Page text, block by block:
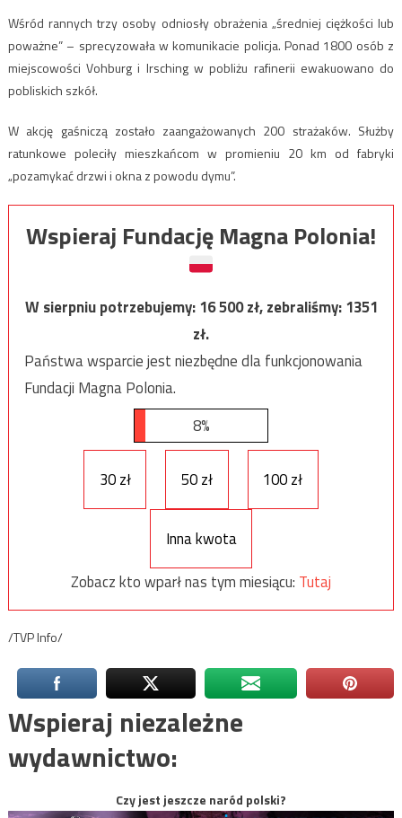
Wśród rannych trzy osoby odniosły obrażenia „średniej ciężkości lub
poważne” – sprecyzowała w komunikacie policja. Ponad 1800 osób z
miejscowości Vohburg i Irsching w pobliżu rafinerii ewakuowano do
pobliskich szkół.
W akcję gaśniczą zostało zaangażowanych 200 strażaków. Służby
ratunkowe poleciły mieszkańcom w promieniu 20 km od fabryki
„pozamykać drzwi i okna z powodu dymu”.
Wspieraj Fundację Magna Polonia!
W sierpniu potrzebujemy:16 500zł, zebraliśmy:1351
zł.
Państwa wsparcie jest niezbędne dla funkcjonowania
Fundacji Magna Polonia.
8%
30 zł 50 zł 100 zł
Inna kwota
Zobacz kto wparł nas tym miesiącu: Tutaj
/TVP Info/
Wspieraj niezależne
wydawnictwo:
Czy jest jeszcze naród polski?